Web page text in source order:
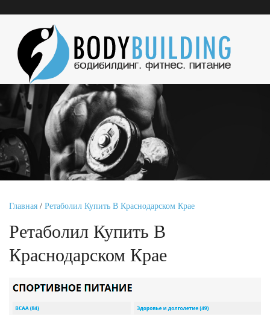
Главная / Ретаболил Купить В Краснодарском Крае
Ретаболил Купить В
Краснодарском Крае